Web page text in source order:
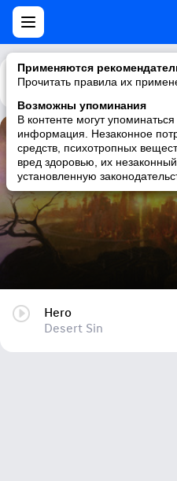
Применяются
Прочитать правила их
Возможны упоминания
В контенте могут
информация. Незаконное
средств, психотропных
вред здоровью, их
установленную
Каталог Рекомендации
Hero
Desert Sin
Hero
Desert Sin